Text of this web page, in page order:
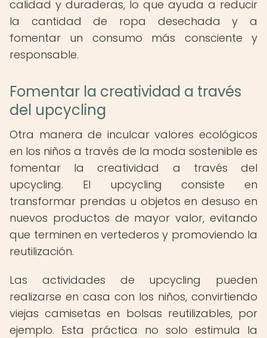
calidad y duraderas, lo que ayuda a reducir
la cantidad de ropa desechada y a
fomentar un consumo más consciente y
responsable.
Fomentar la creatividad a través
del upcycling
Otra manera de inculcar valores ecológicos
en los niños a través de la moda sostenible es
fomentar la creatividad a través del
upcycling. El upcycling consiste en
transformar prendas u objetos en desuso en
nuevos productos de mayor valor, evitando
que terminen en vertederos y promoviendo la
reutilización.
Las actividades de upcycling pueden
realizarse en casa con los niños, convirtiendo
viejas camisetas en bolsas reutilizables, por
ejemplo. Esta práctica no solo estimula la